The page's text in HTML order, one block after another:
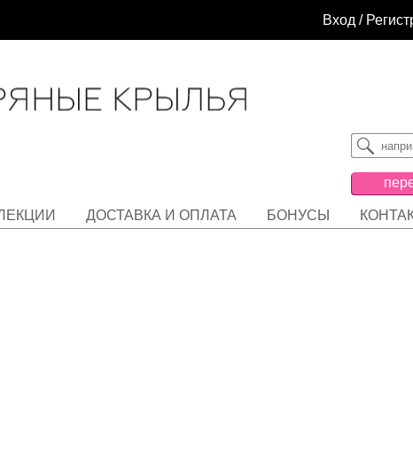
Вход /
ДОСТАВКА И ОПЛАТА БОНУСЫ